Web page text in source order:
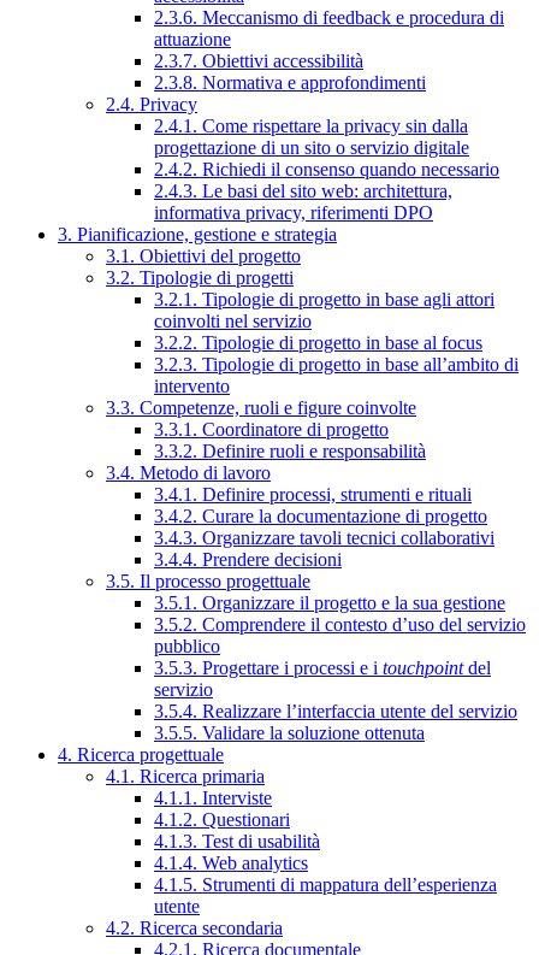
2.3.6. Meccanismo di feedback e procedura di
attuazione
2.3.7. Obiettivi accessibilità
2.3.8. Normativa e approfondimenti
2.4. Privacy
2.4.1. Come rispettare la privacy sin dalla
progettazione di un sito o servizio digitale
2.4.2. Richiedi il consenso quando necessario
2.4.3. Le basi del sito web: architettura,
informativa privacy, riferimenti DPO
3. Pianificazione, gestione e strategia
3.1. Obiettivi del progetto
3.2. Tipologie di progetti
3.2.1. Tipologie di progetto in base agli attori
coinvolti nel servizio
3.2.2. Tipologie di progetto in base al focus
3.2.3. Tipologie di progetto in base all’ambito di
intervento
3.3. Competenze, ruoli e figure coinvolte
3.3.1. Coordinatore di progetto
3.3.2. Definire ruoli e responsabilità
3.4. Metodo di lavoro
3.4.1. Definire processi, strumenti e rituali
3.4.2. Curare la documentazione di progetto
3.4.3. Organizzare tavoli tecnici collaborativi
3.4.4. Prendere decisioni
3.5. Il processo progettuale
3.5.1. Organizzare il progetto e la sua gestione
3.5.2. Comprendere il contesto d’uso del servizio
pubblico
3.5.3. Progettare i processi e i touchpointdel
servizio
3.5.4. Realizzare l’interfaccia utente del servizio
3.5.5. Validare la soluzione ottenuta
4. Ricerca progettuale
4.1. Ricerca primaria
4.1.1. Interviste
4.1.2. Questionari
4.1.3. Test di usabilità
4.1.4. Web analytics
4.1.5. Strumenti di mappatura dell’esperienza
utente
4.2. Ricerca secondaria
4.2.1. Ricerca documentale